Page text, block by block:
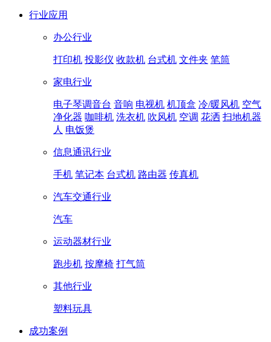
行业应用
办公行业
打印机 投影仪 收款机 台式机 文件夹 笔筒
家电行业
电子琴调音台 音响 电视机 机顶盒 冷/暖风机 空气
净化器 咖啡机 洗衣机 吹风机 空调 花洒 扫地机器
人 电饭煲
信息通讯行业
手机 笔记本 台式机 路由器 传真机
汽车交通行业
汽车
运动器材行业
跑步机 按摩椅 打气筒
其他行业
塑料玩具
成功案例